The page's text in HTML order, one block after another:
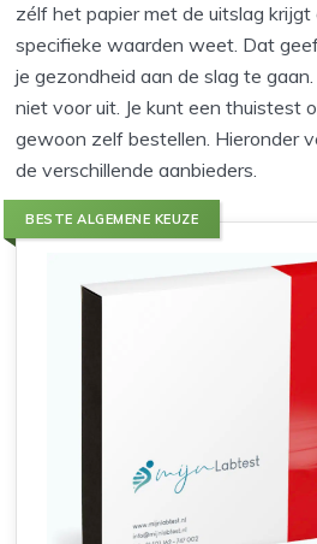
zélf het papier met de uitslag krijgt
specifieke waarden weet. Dat
je gezondheid aan de slag te
niet voor uit. Je kunt een thuistest
gewoon zelf bestellen. Hieronder
de verschillende aanbieders.
BESTE ALGEMENE KEUZE